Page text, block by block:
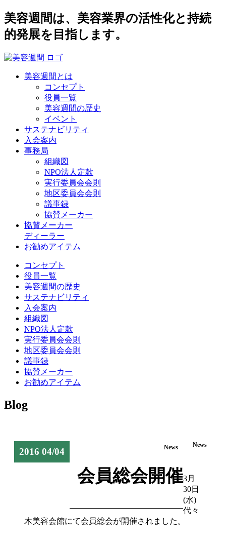
美容週間は、美容業界の活性化と持続
的発展を目指します。
美容週間とは
コンセプト
役員一覧
美容週間の歴史
イベント
サステナビリティ
入会案内
事務局
組織図
NPO法人定款
実行委員会会則
地区委員会会則
議事録
協賛メーカー
協賛メーカー
ディーラー
お勧めアイテム
コンセプト
役員一覧
美容週間の歴史
サステナビリティ
入会案内
組織図
NPO法人定款
実行委員会会則
地区委員会会則
議事録
協賛メーカー
お勧めアイテム
Blog
2016 04/04
News
News
会員総会開催3月
30日
(水)
代々
木美容会館にて会員総会が開催されました。